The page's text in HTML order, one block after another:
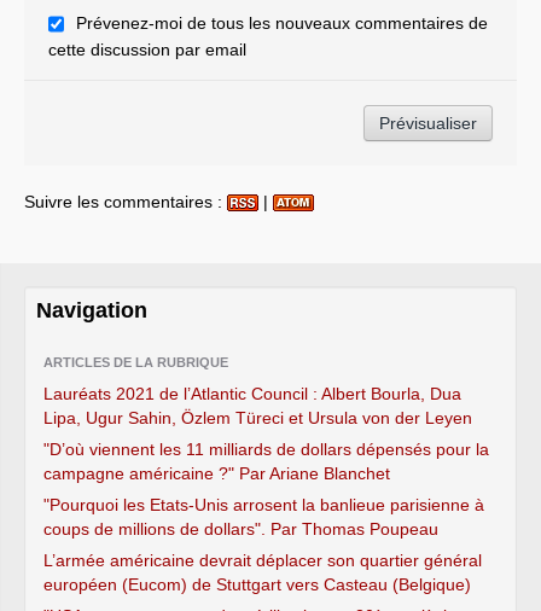
Prévenez-moi de tous les nouveaux commentaires de
cette discussion par email
Suivre les commentaires : |
Navigation
ARTICLES DE LA RUBRIQUE
Lauréats 2021 de l’Atlantic Council : Albert Bourla, Dua
Lipa, Ugur Sahin, Özlem Türeci et Ursula von der Leyen
"D’où viennent les 11 milliards de dollars dépensés pour la
campagne américaine ?" Par Ariane Blanchet
"Pourquoi les Etats-Unis arrosent la banlieue parisienne à
coups de millions de dollars". Par Thomas Poupeau
L’armée américaine devrait déplacer son quartier général
européen (Eucom) de Stuttgart vers Casteau (Belgique)